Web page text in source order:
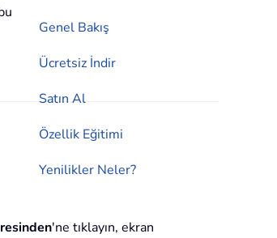
Genel Bakış
Ücretsiz İndir
Satın Al
Özellik Eğitimi
Yenilikler Neler?
'ne tıklayın, ekran